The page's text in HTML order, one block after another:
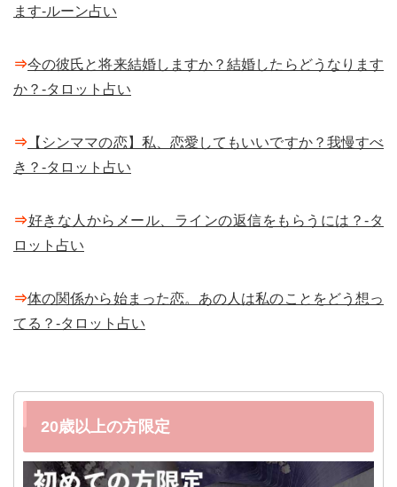
ます-ルーン占い
⇒今の彼氏と将来結婚しますか？結婚したらどうなります
か？-タロット占い
⇒ 【シンママの恋】私、恋愛してもいいですか？我慢すべ
き？-タロット占い
⇒好きな人からメール、ラインの返信をもらうには？-タ
ロット占い
⇒体の関係から始まった恋。あの人は私のことをどう想っ
てる？-タロット占い
20歳以上の方限定